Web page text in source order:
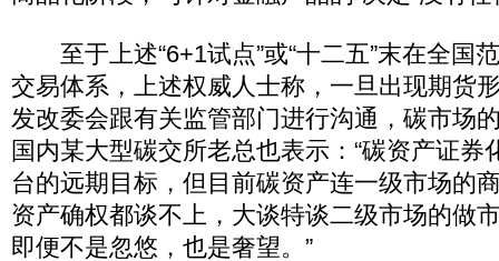
至于上述“6+1试点”或“十二五”末在全国
交易体系，上述权威人士称，一旦出现期货
发改委会跟有关监管部门进行沟通，碳市场
国内某大型碳交所老总也表示：“碳资产证券
台的远期目标，但目前碳资产连一级市场的
资产确权都谈不上，大谈特谈二级市场的做
即便不是忽悠，也是奢望。”